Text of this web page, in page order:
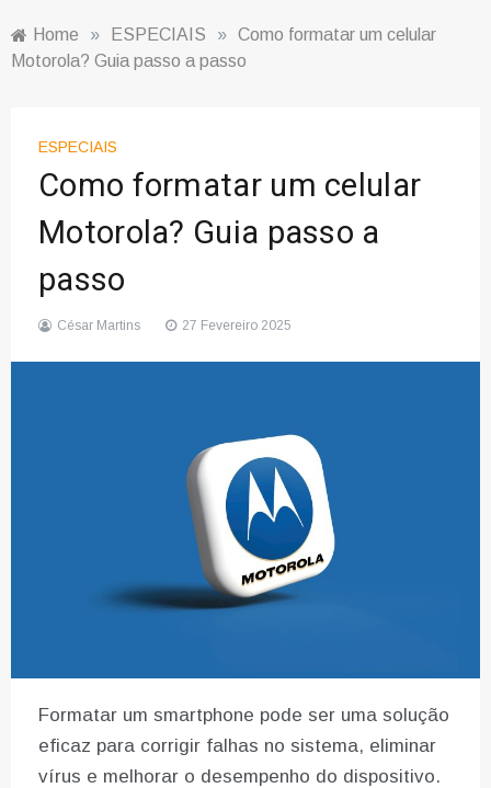
Home » ESPECIAIS » Como formatar um celular
Motorola? Guia passo a passo
ESPECIAIS
Como formatar um celular
Motorola? Guia passo a
passo
César Martins 27 Fevereiro 2025
Formatar um smartphone pode ser uma solução
eficaz para corrigir falhas no sistema, eliminar
vírus e melhorar o desempenho do dispositivo.